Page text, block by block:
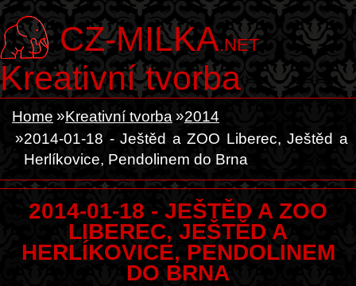
CZ-MILKA.NET
Kreativní tvorba
Home Kreativní tvorba
2014
2014-01-18 - Ještěd a ZOO Liberec, Ještěd a
Herlíkovice, Pendolinem do Brna
2014-01-18 - JEŠTĚD A ZOO
LIBEREC, JEŠTĚD A
HERLÍKOVICE, PENDOLINEM
DO BRNA